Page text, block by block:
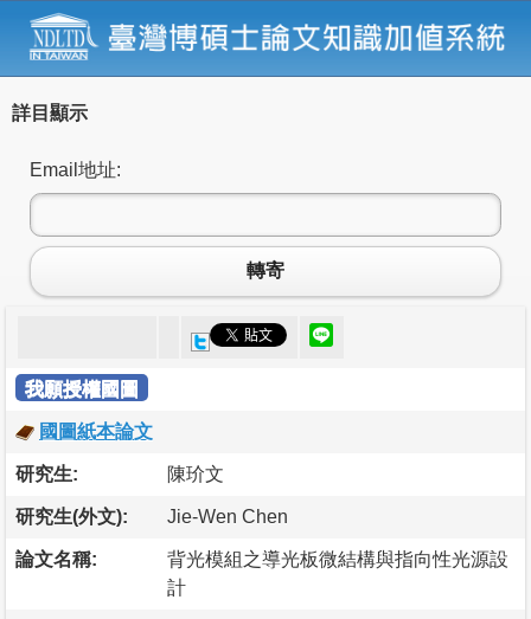
詳目顯示
Email地址:
轉寄
我願授權國圖
國圖紙本論文
研究生: 陳玠文
研究生(外文): Jie-Wen Chen
論文名稱:
背光模組之導光板微結構與指向性光源設
計